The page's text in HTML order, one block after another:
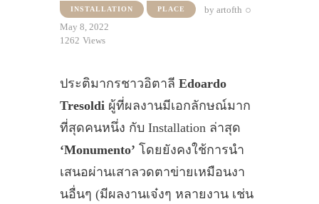
INSTALLATION PLACE byartofth
May 8, 2022
1262 Views
ประติมากรชาวอิตาลี Edoardo
Tresoldi ผู้ที่ผลงานมีเอกลักษณ์มาก
ที่สุดคนหนึ่ง กับ Installation ล่าสุด
‘Monumento’ โดยยังคงใช้การนำ
เสนอผ่านเสาลวดตาข่ายเหมือนงา
นอื่นๆ (มีผลงานเจ๋งๆ หลายงาน เช่น